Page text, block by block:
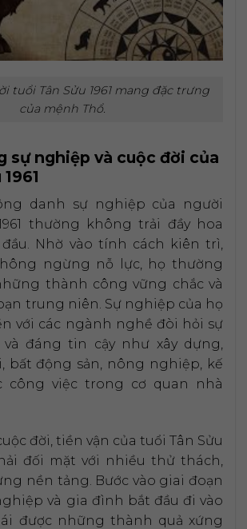
tuổi Tân Sửu 1961 mang đặc trưng
của mệnh Thổ.
sự nghiệp và cuộc đời của
danh sự nghiệp của người
thường không trải đầy hoa
Nhờ vào tính cách kiên trì,
ngừng nỗ lực, họ thường
thành công vững chắc và
trung niên. Sự nghiệp của họ
với các ngành nghề đòi hỏi sự
đáng tin cậy như xây dựng,
bất động sản, nông nghiệp, kế
công việc trong cơ quan nhà
đời, tiền vận của tuổi Tân Sửu
đối mặt với nhiều thử thách,
nền tảng. Bước vào giai đoạn
và gia đình bắt đầu đi vào
được những thành quả xứng